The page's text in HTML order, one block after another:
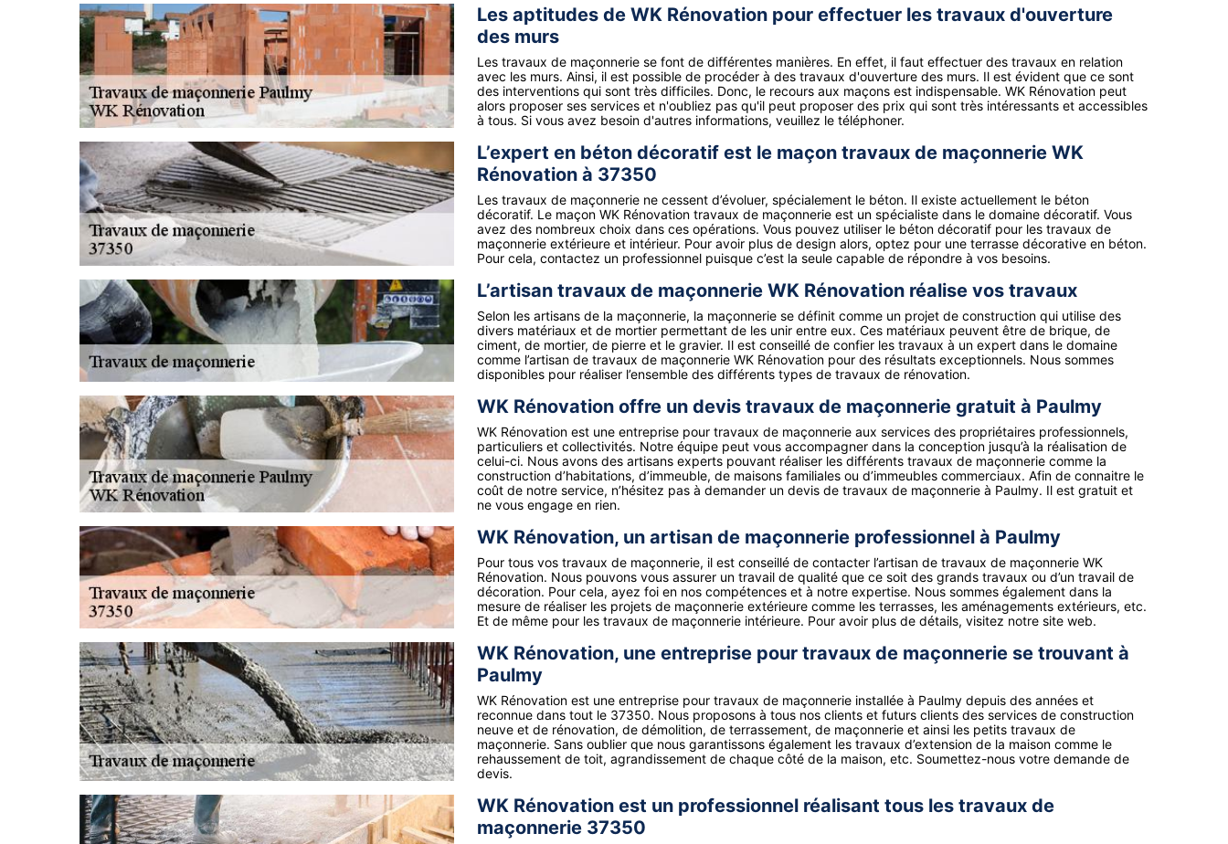
Les aptitudes de WK Rénovation pour effectuer les travaux d'ouverture
des murs
Les travaux de maçonnerie se font de différentes manières. En effet, il faut effectuer des travaux en relation
avec les murs. Ainsi, il est possible de procéder à des travaux d'ouverture des murs. Il est évident que ce sont
des interventions qui sont très difficiles. Donc, le recours aux maçons est indispensable. WK Rénovation peut
alors proposer ses services et n'oubliez pas qu'il peut proposer des prix qui sont très intéressants et accessibles
à tous. Si vous avez besoin d'autres informations, veuillez le téléphoner.
L’expert en béton décoratif est le maçon travaux de maçonnerie WK
Rénovation à 37350
Les travaux de maçonnerie ne cessent d’évoluer, spécialement le béton. Il existe actuellement le béton
décoratif. Le maçon WK Rénovation travaux de maçonnerie est un spécialiste dans le domaine décoratif. Vous
avez des nombreux choix dans ces opérations. Vous pouvez utiliser le béton décoratif pour les travaux de
maçonnerie extérieure et intérieur. Pour avoir plus de design alors, optez pour une terrasse décorative en béton.
Pour cela, contactez un professionnel puisque c’est la seule capable de répondre à vos besoins.
L’artisan travaux de maçonnerie WK Rénovation réalise vos travaux
Selon les artisans de la maçonnerie, la maçonnerie se définit comme un projet de construction qui utilise des
divers matériaux et de mortier permettant de les unir entre eux. Ces matériaux peuvent être de brique, de
ciment, de mortier, de pierre et le gravier. Il est conseillé de confier les travaux à un expert dans le domaine
comme l’artisan de travaux de maçonnerie WK Rénovation pour des résultats exceptionnels. Nous sommes
disponibles pour réaliser l’ensemble des différents types de travaux de rénovation.
WK Rénovation offre un devis travaux de maçonnerie gratuit à Paulmy
WK Rénovation est une entreprise pour travaux de maçonnerie aux services des propriétaires professionnels,
particuliers et collectivités. Notre équipe peut vous accompagner dans la conception jusqu’à la réalisation de
celui-ci. Nous avons des artisans experts pouvant réaliser les différents travaux de maçonnerie comme la
construction d’habitations, d’immeuble, de maisons familiales ou d’immeubles commerciaux. Afin de connaitre le
coût de notre service, n’hésitez pas à demander un devis de travaux de maçonnerie à Paulmy. Il est gratuit et
ne vous engage en rien.
WK Rénovation, un artisan de maçonnerie professionnel à Paulmy
Pour tous vos travaux de maçonnerie, il est conseillé de contacter l’artisan de travaux de maçonnerie WK
Rénovation. Nous pouvons vous assurer un travail de qualité que ce soit des grands travaux ou d’un travail de
décoration. Pour cela, ayez foi en nos compétences et à notre expertise. Nous sommes également dans la
mesure de réaliser les projets de maçonnerie extérieure comme les terrasses, les aménagements extérieurs, etc.
Et de même pour les travaux de maçonnerie intérieure. Pour avoir plus de détails, visitez notre site web.
WK Rénovation, une entreprise pour travaux de maçonnerie se trouvant à
Paulmy
WK Rénovation est une entreprise pour travaux de maçonnerie installée à Paulmy depuis des années et
reconnue dans tout le 37350. Nous proposons à tous nos clients et futurs clients des services de construction
neuve et de rénovation, de démolition, de terrassement, de maçonnerie et ainsi les petits travaux de
maçonnerie. Sans oublier que nous garantissons également les travaux d’extension de la maison comme le
rehaussement de toit, agrandissement de chaque côté de la maison, etc. Soumettez-nous votre demande de
devis.
WK Rénovation est un professionnel réalisant tous les travaux de
maçonnerie 37350